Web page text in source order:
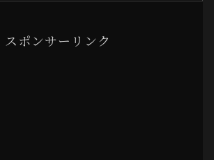
スポンサーリンク